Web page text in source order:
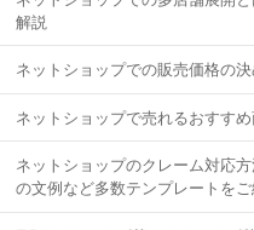
解説
ネットショップでの販売価格の
ネットショップで売れるおすす
ネットショップのクレーム対応
の文例など多数テンプレートをご